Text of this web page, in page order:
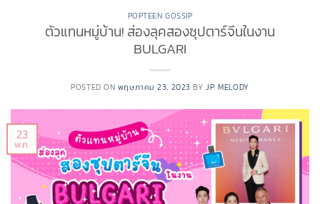
POPTEEN GOSSIP
ตัวแทนหมู่บ้าน! ส่องลุคสองซุปตาร์จีนในงาน
BULGARI
POSTED ON พฤษภาคม 23, 2023 BYJP. MELODY
23
พ.ค.